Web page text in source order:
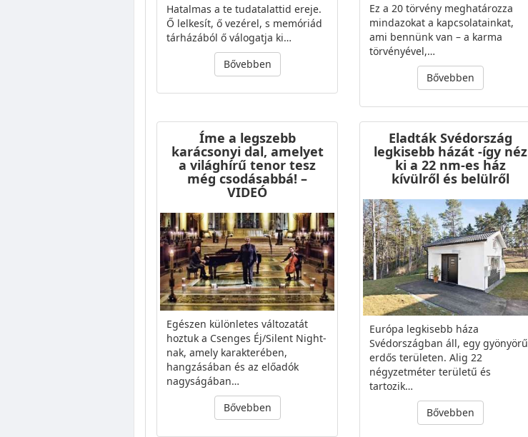
Hatalmas a te tudatalattid ereje.
Ő lelkesít, ő vezérel, s memóriád
tárházából ő válogatja ki…
Bővebben
Ez a 20 törvény meghatározza
mindazokat a kapcsolatainkat,
ami bennünk van – a karma
törvényével,…
Bővebben
Íme a legszebb
karácsonyi dal, amelyet
a világhírű tenor tesz
még csodásabbá! –
VIDEÓ
Egészen különletes változatát
hoztuk a Csenges Éj/Silent Night-
nak, amely karakterében,
hangzásában és az előadók
nagyságában…
Bővebben
Eladták Svédország
legkisebb házát -így néz
ki a 22 nm-es ház
kívülről és belülről
Európa legkisebb háza
Svédországban áll, egy gyönyörű
erdős területen. Alig 22
négyzetméter területű és
tartozik…
Bővebben